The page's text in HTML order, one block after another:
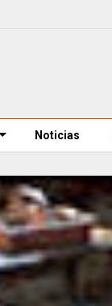
Noticias